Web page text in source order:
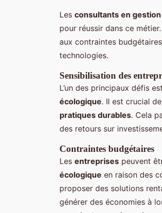
Les consultants en
pour réussir dans ce
aux contraintes
technologies.
Sensibilisation des
L’un des principaux défis
écologique. Il est crucial
pratiques durables. Cela
des retours sur
Contraintes budgétaires
Les entreprises peuvent
écologique en raison des
proposer des solutions
générer des économies à